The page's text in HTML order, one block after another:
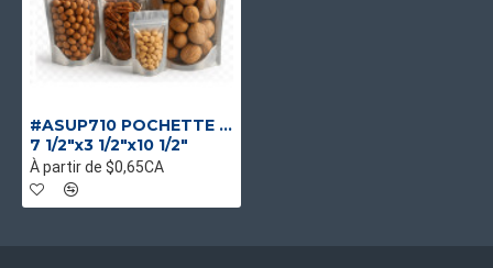
#ASUP710 POCHETTE BRILLANTE ARGENT STAND-UP (ALUMINUM)
7 1/2"x3 1/2"x10 1/2"
À partir de $0,65CA